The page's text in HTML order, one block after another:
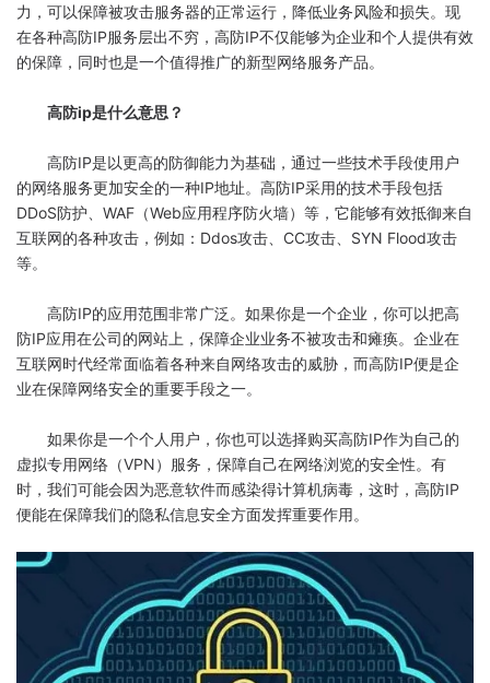
力，可以保障被攻击服务器的正常运行，降低业务风险和损失。现
在各种高防IP服务层出不穷，高防IP不仅能够为企业和个人提供有效
的保障，同时也是一个值得推广的新型网络服务产品。
高防ip是什么意思？
高防IP是以更高的防御能力为基础，通过一些技术手段使用户
的网络服务更加安全的一种IP地址。高防IP采用的技术手段包括
DDoS防护、WAF（Web应用程序防火墙）等，它能够有效抵御来自
互联网的各种攻击，例如：Ddos攻击、CC攻击、SYN Flood攻击
等。
高防IP的应用范围非常广泛。如果你是一个企业，你可以把高
防IP应用在公司的网站上，保障企业业务不被攻击和瘫痪。企业在
互联网时代经常面临着各种来自网络攻击的威胁，而高防IP便是企
业在保障网络安全的重要手段之一。
如果你是一个个人用户，你也可以选择购买高防IP作为自己的
虚拟专用网络（VPN）服务，保障自己在网络浏览的安全性。有
时，我们可能会因为恶意软件而感染得计算机病毒，这时，高防IP
便能在保障我们的隐私信息安全方面发挥重要作用。